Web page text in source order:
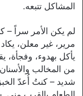
المشاكل تتبعه.
لم يكن الأمر سراً –
مرير، غير معلن،
يأكل بهدوء، وفجأة،
من المخالب
شديد – كنتُ أُعدّ